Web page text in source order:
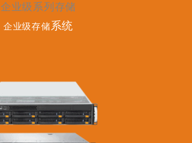
企业级系列存储
企业级存储系统